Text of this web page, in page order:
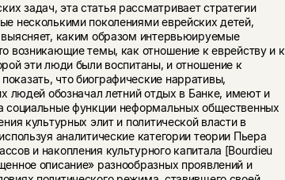
задач, эта статья рассматривает стратегии
несколькими поколе­ниями еврейских детей,
каким образом интервьюируемые
воз­никающие темы, как отношение к еврейству и к
эти люди были воспитаны, и отношение к
что биографические нарративы,
людей обозначал летний отдых в Банке, имеют и
социальные функции неформальных общественных
культурных элит и политической власти в
аналитические категории теории Пьера
и накопления культурного капитала [Bourdieu
описание» разнообразных проявлений и